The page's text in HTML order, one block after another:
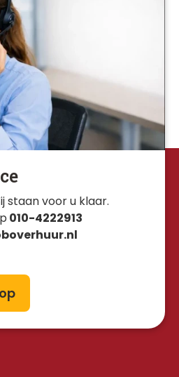
staan voor u klaar.
010-4222913